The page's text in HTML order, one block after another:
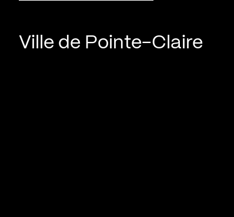
Ville de Pointe-Claire